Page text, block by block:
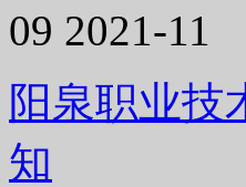
09 2021-11
阳泉职业技
知